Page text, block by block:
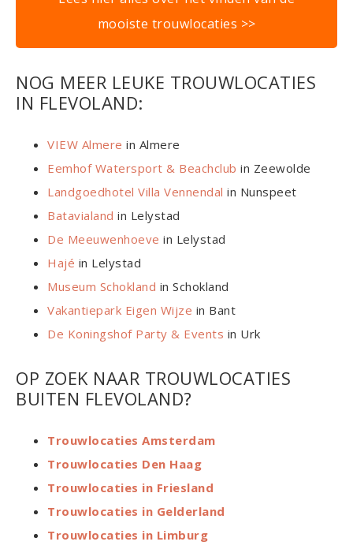
mooiste trouwlocaties >>
NOG MEER LEUKE TROUWLOCATIES
IN FLEVOLAND:
VIEW Almere in Almere
Eemhof Watersport & Beachclub in Zeewolde
Landgoedhotel Villa Vennendal in Nunspeet
Batavialand in Lelystad
De Meeuwenhoeve in Lelystad
Hajé in Lelystad
Museum Schokland in Schokland
Vakantiepark Eigen Wijze in Bant
De Koningshof Party & Events in Urk
OP ZOEK NAAR TROUWLOCATIES
BUITEN FLEVOLAND?
Trouwlocaties Amsterdam
Trouwlocaties Den Haag
Trouwlocaties in Friesland
Trouwlocaties in Gelderland
Trouwlocaties in Limburg